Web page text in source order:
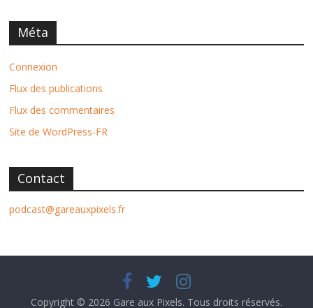
Méta
Connexion
Flux des publications
Flux des commentaires
Site de WordPress-FR
Contact
podcast@gareauxpixels.fr
Copyright © 2026 Gare aux Pixels. Tous droits réservés.